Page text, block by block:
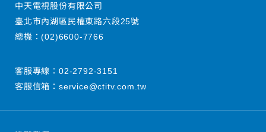
中天電視股份有限公司
臺北市內湖區民權東路六段25號
總機：(02)6600-7766
客服專線： 02-2792-3151
客服信箱： service@ctitv.com.tw